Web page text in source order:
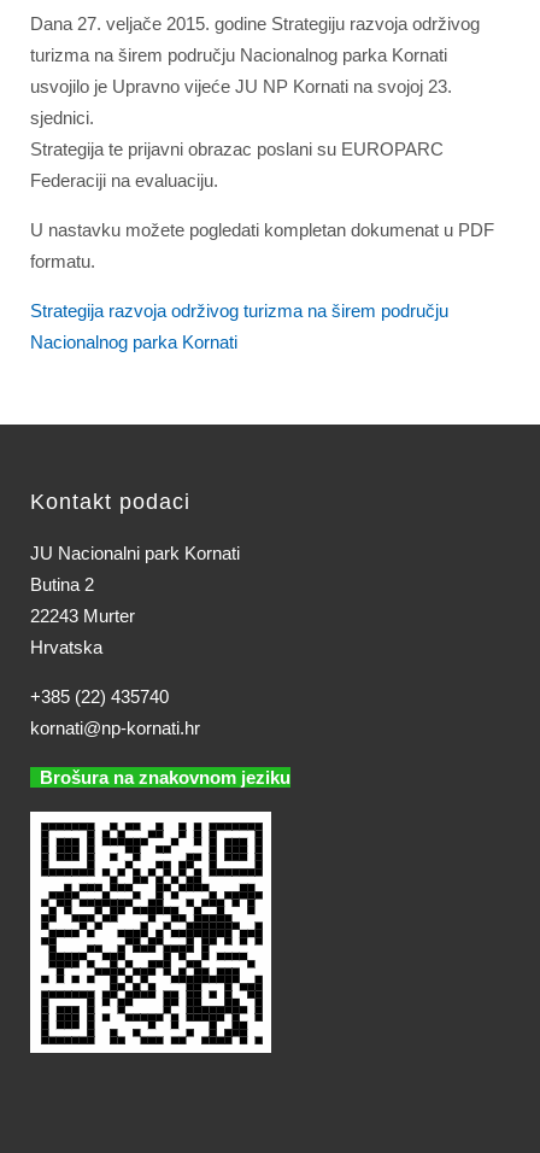
Dana 27. veljače 2015. godine Strategiju razvoja održivog
turizma na širem području Nacionalnog parka Kornati
usvojilo je Upravno vijeće JU NP Kornati na svojoj 23.
sjednici.
Strategija te prijavni obrazac poslani su EUROPARC
Federaciji na evaluaciju.
U nastavku možete pogledati kompletan dokumenat u PDF
formatu.
Strategija razvoja održivog turizma na širem području
Nacionalnog parka Kornati
Kontakt podaci
JU Nacionalni park Kornati
Butina 2
22243 Murter
Hrvatska
+385 (22) 435740
kornati@np-kornati.hr
Brošura na znakovnom jeziku